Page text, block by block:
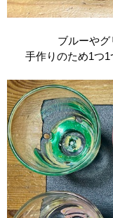
ブルーやグ
手作りのため1つ1